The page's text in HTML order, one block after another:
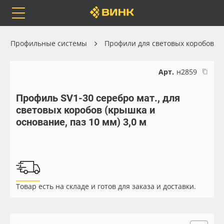
Каталог
Orafol
Доставка
Весь каталог
Рулонные материалы
Листовые материалы
Профильные системы Профили для световых коробов
Арт. н2859
Профиль SV1-30 серебро мат., для
световых коробов (крышка и
основание, паз 10 мм) 3,0 м
Товар есть на складе и готов для заказа и доставки.